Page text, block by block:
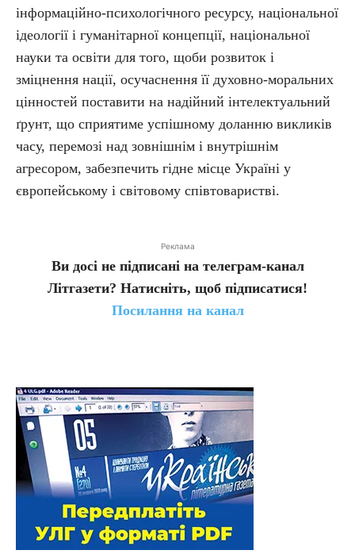
інформаційно-психологічного ресурсу, національної
ідеології і гуманітарної концепції, національної
науки та освіти для того, щоби розвиток і
зміцнення нації, осучаснення її духовно-моральних
цінностей поставити на надійний інтелектуальний
ґрунт, що сприятиме успішному доланню викликів
часу, перемозі над зовнішнім і внутрішнім
агресором, забезпечить гідне місце Україні у
європейському і світовому співтоваристві.
Реклама
Ви досі не підписані на телеграм-канал
Літгазети? Натисніть, щоб підписатися!
Посилання на канал